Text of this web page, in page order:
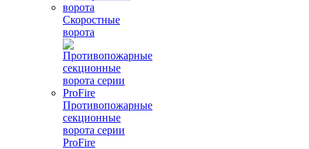
Скоростные
ворота
Противопожарные
секционные
ворота серии
ProFire